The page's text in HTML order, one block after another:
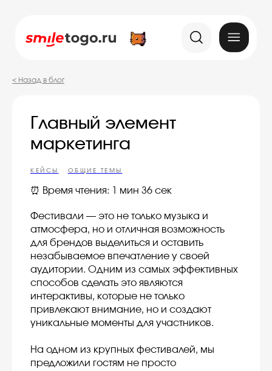
< Назад в блог
Главный элемент
маркетинга
КЕЙСЫ ОБЩИЕ ТЕМЫ
⏰ Время чтения: 1 мин 36 сек
Фестивали — это не только музыка и
атмосфера, но и отличная возможность
для брендов выделиться и оставить
незабываемое впечатление у своей
аудитории. Одним из самых эффективных
способов сделать это являются
интерактивы, которые не только
привлекают внимание, но и создают
уникальные моменты для участников.
На одном из крупных фестивалей, мы
предложили гостям не просто